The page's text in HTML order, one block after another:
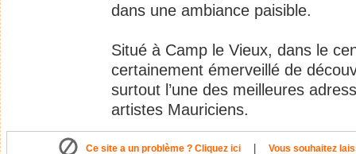
dans une ambiance paisible.
Situé à Camp le Vieux, dans le
certainement émerveillé de
surtout l’une des meilleures
artistes Mauriciens.
Ce site a un problème ? Cliquez ici Vous souhaitez